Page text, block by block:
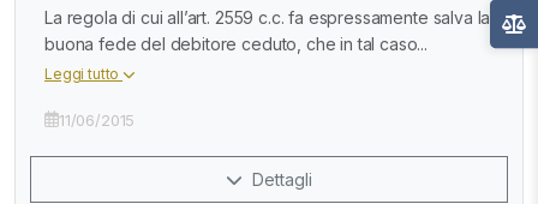
La regola di cui all’art. 2559 c.c. fa espressamente salva la
buona fede del debitore ceduto, che in tal caso...
Leggi tutto
11/06/2015
Dettagli